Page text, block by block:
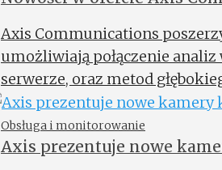
Axis Communications
umożliwiają połączenie
serwerze, oraz metod
Intelligence pozwala na
klasyfikację obiektów, a dzięki
przeszukiwanie baz danych
Obsługa i monitorowanie
Axis prezentuje nowe